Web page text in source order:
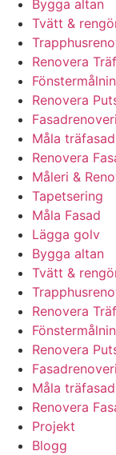
Bygga altan
Tvätt &
Renovera
Renovera
Måla
Renovera
Måleri &
Tapetsering
Måla Fasad
Lägga golv
Bygga altan
Tvätt &
Renovera
Renovera
Måla
Renovera
Projekt
Blogg